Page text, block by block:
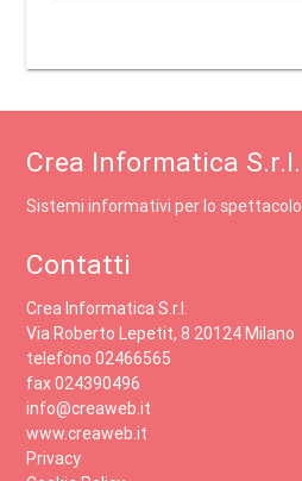
Crea Informatica S.r.l.
Sistemi informativi per lo spettacolo
Contatti
Crea Informatica S.r.l.
Via Roberto Lepetit, 8 20124 Milano
telefono 02466565
fax 024390496
info@creaweb.it
www.creaweb.it
Privacy